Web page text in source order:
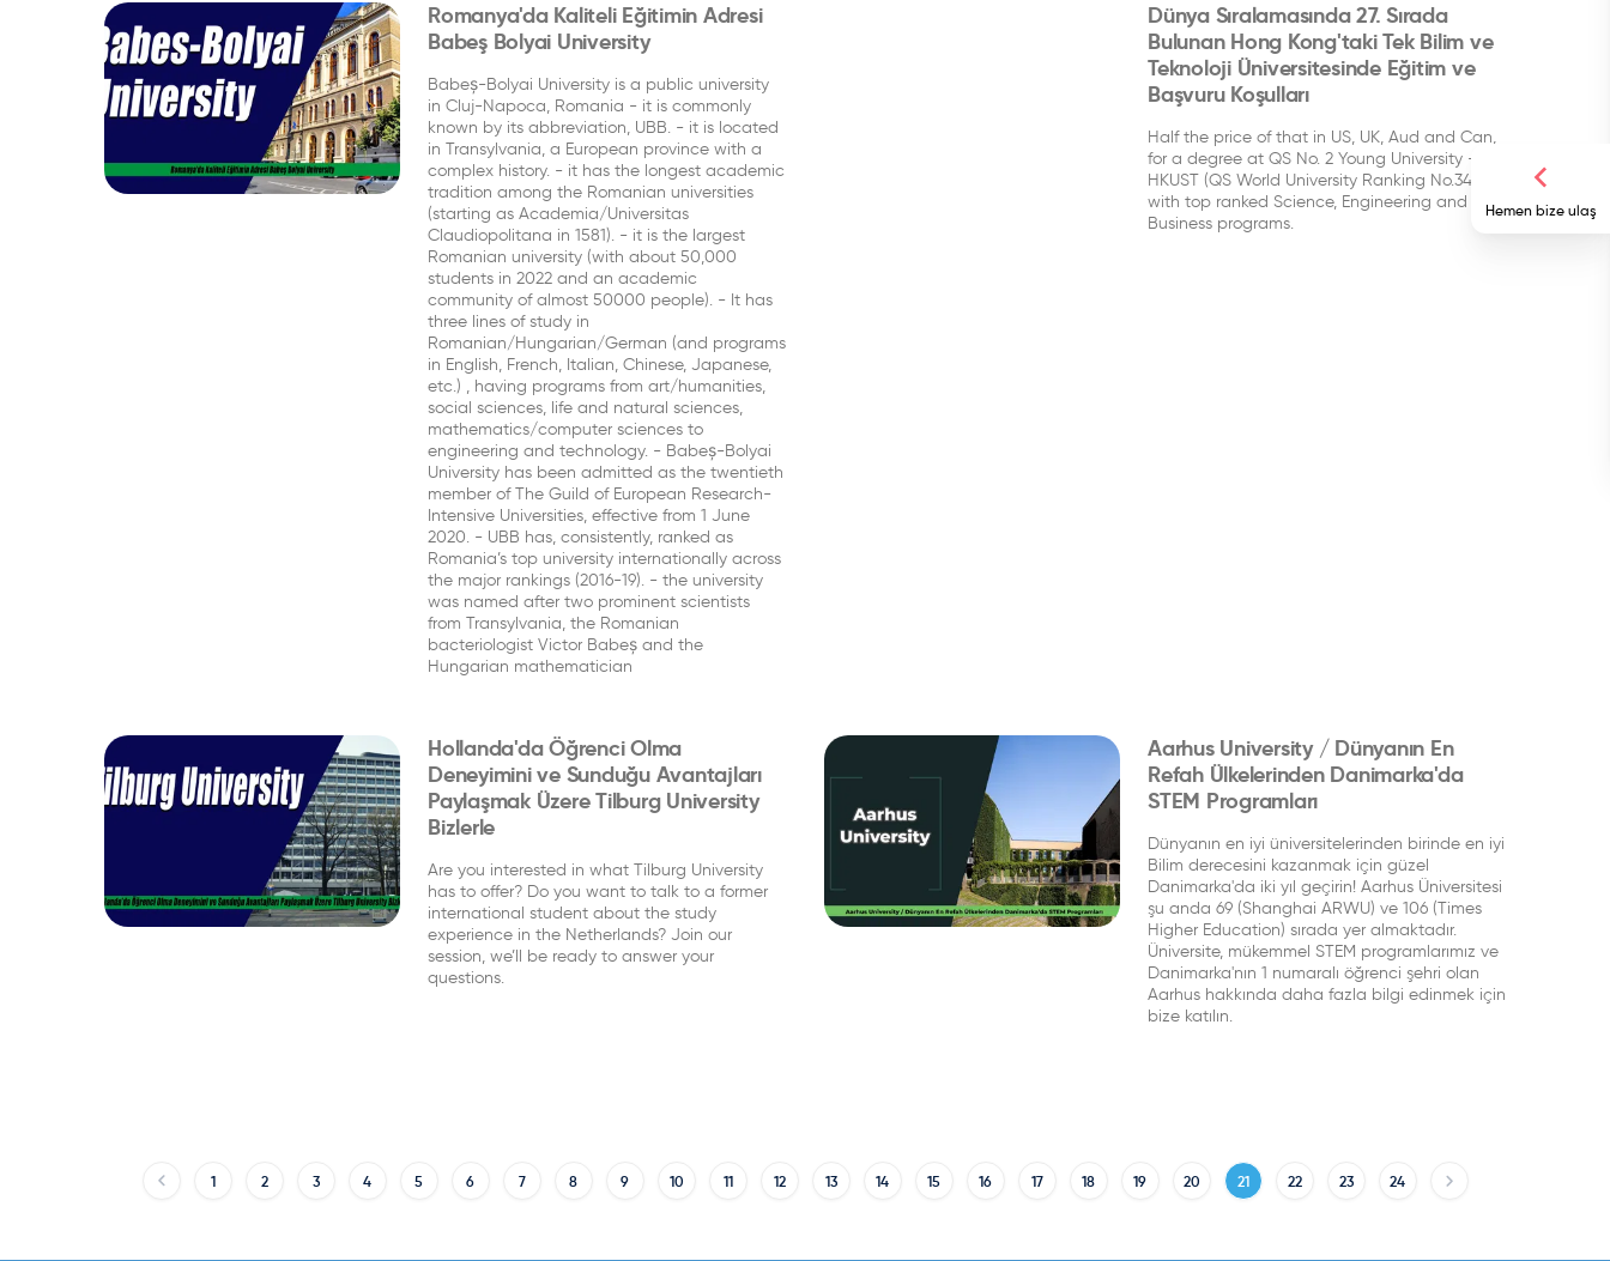
Hemen bize ulaş
Romanya'da Kaliteli Eğitimin Adresi
Babeş Bolyai University
Babeș-Bolyai University is a public university
in Cluj-Napoca, Romania - it is commonly
known by its abbreviation, UBB. - it is located
in Transylvania, a European province with a
complex history. - it has the longest academic
tradition among the Romanian universities
(starting as Academia/Universitas
Claudiopolitana in 1581). - it is the largest
Romanian university (with about 50,000
students in 2022 and an academic
community of almost 50000 people). - It has
three lines of study in
Romanian/Hungarian/German (and programs
in English, French, Italian, Chinese, Japanese,
etc.) , having programs from art/humanities,
social sciences, life and natural sciences,
mathematics/computer sciences to
engineering and technology. - Babeș-Bolyai
University has been admitted as the twentieth
member of The Guild of European Research-
Intensive Universities, effective from 1 June
2020. - UBB has, consistently, ranked as
Romania’s top university internationally across
the major rankings (2016-19). - the university
was named after two prominent scientists
from Transylvania, the Romanian
bacteriologist Victor Babeș and the
Hungarian mathematician
Dünya Sıralamasında 27. Sırada
Bulunan Hong Kong'taki Tek Bilim ve
Teknoloji Üniversitesinde Eğitim ve
Başvuru Koşulları
Half the price of that in US, UK, Aud and Can,
for a degree at QS No. 2 Young University -
HKUST (QS World University Ranking No.34)
with top ranked Science, Engineering and
Business programs.
Hollanda'da Öğrenci Olma
Deneyimini ve Sunduğu Avantajları
Paylaşmak Üzere Tilburg University
Bizlerle
Are you interested in what Tilburg University
has to offer? Do you want to talk to a former
international student about the study
experience in the Netherlands? Join our
session, we’ll be ready to answer your
questions.
Aarhus University / Dünyanın En
Refah Ülkelerinden Danimarka'da
STEM Programları
Dünyanın en iyi üniversitelerinden birinde en iyi
Bilim derecesini kazanmak için güzel
Danimarka'da iki yıl geçirin! Aarhus Üniversitesi
şu anda 69 (Shanghai ARWU) ve 106 (Times
Higher Education) sırada yer almaktadır.
Üniversite, mükemmel STEM programlarımız ve
Danimarka'nın 1 numaralı öğrenci şehri olan
Aarhus hakkında daha fazla bilgi edinmek için
bize katılın.
1 2 3 4 5 6 7 8 9 10 11 12 13 14 15 16 17 18 19 20 21 22 23 24